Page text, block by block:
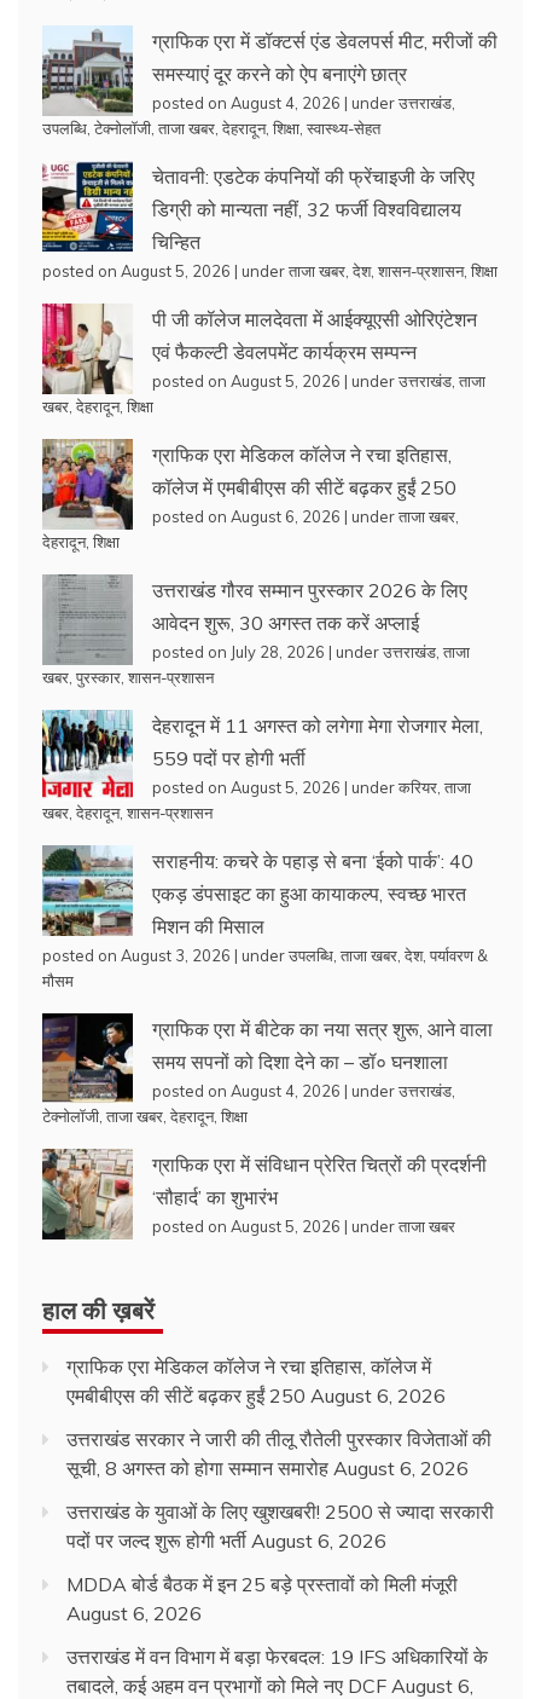
ग्राफिक एरा में डॉक्टर्स एंड डेवलपर्स मीट, मरीजों की
समस्याएं दूर करने को ऐप बनाएंगे छात्र
posted on August 4, 2026 | underउत्तराखंड
उपलब्धि टेक्नोलॉजी ताजा खबर देहरादून, शिक्षा स्वास्थ्य-सेहत
चेतावनी: एडटेक कंपनियों की फ्रेंचाइजी के जरिए
डिग्री को मान्यता नहीं, 32 फर्जी विश्वविद्यालय
चिन्हित
posted on August 5, 2026 | underताजा खबर देश, शासन-प्रशासन, शिक्षा
पी जी कॉलेज मालदेवता में आईक्यूएसी ओरिएंटेशन
एवं फैकल्टी डेवलपमेंट कार्यक्रम सम्पन्न
posted on August 5, 2026 | underउत्तराखंड ताजा
खबर देहरादून, शिक्षा
ग्राफिक एरा मेडिकल कॉलेज ने रचा इतिहास,
कॉलेज में एमबीबीएस की सीटें बढ़कर हुईं 250
posted on August 6, 2026 | underताजा खबर
देहरादून, शिक्षा
उत्तराखंड गौरव सम्मान पुरस्कार 2026 के लिए
आवेदन शुरू, 30 अगस्त तक करें अप्लाई
posted on July 28, 2026 | underउत्तराखंड ताजा
खबर पुरस्कार शासन-प्रशासन
देहरादून में 11 अगस्त को लगेगा मेगा रोजगार मेला,
559 पदों पर होगी भर्ती
posted on August 5, 2026 | underकरियर ताजा
खबर देहरादून, शासन-प्रशासन
सराहनीय: कचरे के पहाड़ से बना ‘ईको पार्क’: 40
एकड़ डंपसाइट का हुआ कायाकल्प, स्वच्छ भारत
मिशन की मिसाल
posted on August 3, 2026 | underउपलब्धि ताजा खबर देश, पर्यावरण &
मौसम
ग्राफिक एरा में बीटेक का नया सत्र शुरू, आने वाला
समय सपनों को दिशा देने का – डॉ० घनशाला
posted on August 4, 2026 | underउत्तराखंड
टेक्नोलॉजी ताजा खबर देहरादून, शिक्षा
ग्राफिक एरा में संविधान प्रेरित चित्रों की प्रदर्शनी
‘सौहार्द’ का शुभारंभ
posted on August 5, 2026 | underताजा खबर
हाल की ख़बरें
ग्राफिक एरा मेडिकल कॉलेज ने रचा इतिहास, कॉलेज में
एमबीबीएस की सीटें बढ़कर हुईं 250 August 6, 2026
उत्तराखंड सरकार ने जारी की तीलू रौतेली पुरस्कार विजेताओं की
सूची, 8 अगस्त को होगा सम्मान समारोह August 6, 2026
उत्तराखंड के युवाओं के लिए खुशखबरी! 2500 से ज्यादा सरकारी
पदों पर जल्द शुरू होगी भर्ती August 6, 2026
MDDA बोर्ड बैठक में इन 25 बड़े प्रस्तावों को मिली मंजूरी
August 6, 2026
उत्तराखंड में वन विभाग में बड़ा फेरबदल: 19 IFS अधिकारियों के
तबादले, कई अहम वन प्रभागों को मिले नए DCF August 6,